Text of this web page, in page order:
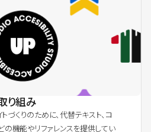
り組み
づくりのために、代替テキスト、コ
の機能やリファレンスを提供してい